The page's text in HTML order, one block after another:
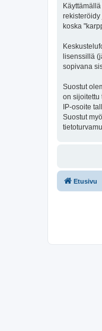
rekisteröidy
koska
lisenssillä
sopivana
Suostut
on sijoitettu
IP-osoite
Suostut
Etusivu